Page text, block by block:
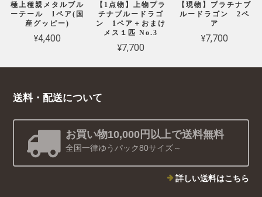
極上種親メタルブル
ーテール 1ペア(国
産グッピー)
¥4,400
【1点物】上物プラ
チナブルードラゴ
ン 1ペア＋おまけ
メス１匹 No.3
¥7,700
【現物】プラチナブ
ルードラゴン 2ペ
ア
¥7,700
送料・配送について
お買い物10,000円以上で送料無料
全国一律ゆうパック80サイズ～
詳しい送料はこちら